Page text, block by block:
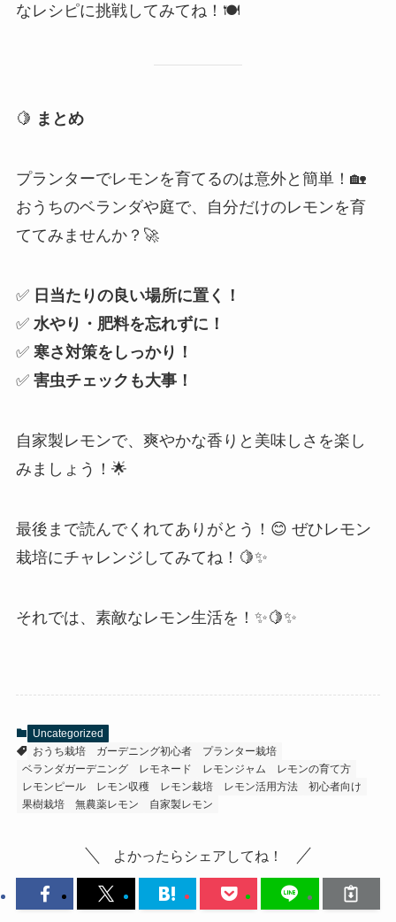
なレシピに挑戦してみてね！🍽️
🍋 まとめ
プランターでレモンを育てるのは意外と簡単！🏡
おうちのベランダや庭で、自分だけのレモンを育
ててみませんか？🚀
✅ 日当たりの良い場所に置く！
✅ 水やり・肥料を忘れずに！
✅ 寒さ対策をしっかり！
✅ 害虫チェックも大事！
自家製レモンで、爽やかな香りと美味しさを楽し
みましょう！🌟
最後まで読んでくれてありがとう！😊 ぜひレモン
栽培にチャレンジしてみてね！🍋✨
それでは、素敵なレモン生活を！✨🍋✨
Uncategorized
おうち栽培
ガーデニング初心者
プランター栽培
ベランダガーデニング
レモネード レモンジャム
レモンの育て方
レモンピール
レモン収穫 レモン栽培 レモン活用方法
初心者向け
果樹栽培
無農薬レモン 自家製レモン
よかったらシェアしてね！